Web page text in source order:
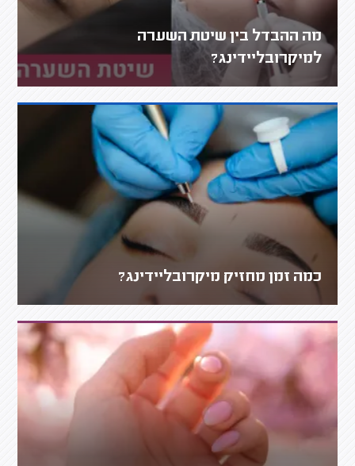
מה ההבדל בין שיטת השערה
למיקרובליידינג?
כמה זמן מחזיק מיקרובליידינג?